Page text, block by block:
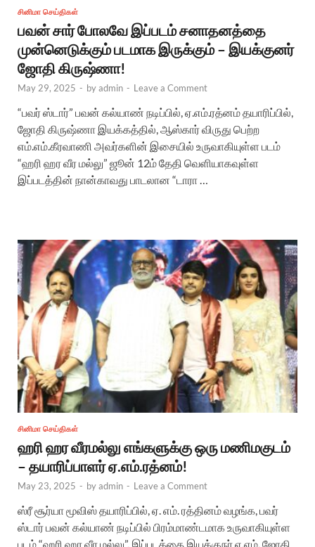
சினிமா செய்திகள்
பவன் சார் போலவே இப்படம் சனாதனத்தை
முன்னெடுக்கும் படமாக இருக்கும் – இயக்குனர்
ஜோதி கிருஷ்ணா!
May 29, 2025 - byadmin - Leave a Comment
“பவர் ஸ்டார்” பவன் கல்யாண் நடிப்பில், ஏ.எம்.ரத்னம் தயாரிப்பில்,
ஜோதி கிருஷ்ணா இயக்கத்தில், ஆஸ்கார் விருது பெற்ற
எம்.எம்.கீரவாணி அவர்களின் இசையில் உருவாகியுள்ள படம்
“ஹரி ஹர வீர மல்லு” ஜூன் 12ம் தேதி வெளியாகவுள்ள
இப்படத்தின் நான்காவது பாடலான “டாரா …
சினிமா செய்திகள்
ஹரி ஹர வீரமல்லு எங்களுக்கு ஒரு மணிமகுடம்
– தயாரிப்பாளர் ஏ.எம்.ரத்னம்!
May 23, 2025 - byadmin - Leave a Comment
ஸ்ரீ சூர்யா மூவிஸ் தயாரிப்பில், ஏ. எம். ரத்தினம் வழங்க, பவர்
ஸ்டார் பவன் கல்யாண் நடிப்பில் பிரம்மாண்டமாக உருவாகியுள்ள
படம் “ஹரி ஹர வீர மல்லு”. இப்படத்தை இயக்குநர் ஏ.எம். ஜோதி